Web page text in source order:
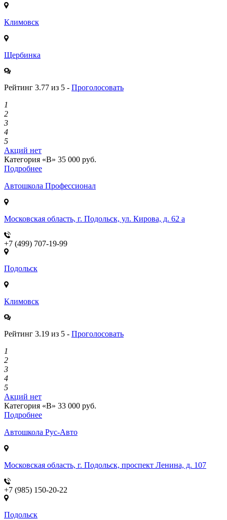
Климовск
Щербинка
Рейтинг 3.77 из 5 - Проголосовать
1
2
3
4
5
Акций нет
Категория «B» 35 000 руб.
Подробнее
Автошкола Профессионал
Московская область, г. Подольск, ул. Кирова, д. 62 а
+7 (499) 707-19-99
Подольск
Климовск
Рейтинг 3.19 из 5 - Проголосовать
1
2
3
4
5
Акций нет
Категория «B» 33 000 руб.
Подробнее
Автошкола Рус-Авто
Московская область, г. Подольск, проспект Ленина, д. 107
+7 (985) 150-20-22
Подольск